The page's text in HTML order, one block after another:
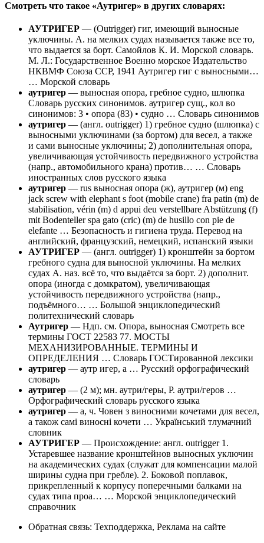
Смотреть что такое «Аутригер» в других словарях:
АУТРИГЕР — (Outrigger) гиг, имеющий выносные
уключины. А. на мелких судах называется также все то,
что выдается за борт. Самойлов К. И. Морской словарь.
М. Л.: Государственное Военно морское Издательство
НКВМФ Союза ССР, 1941 Аутригер гиг с выносными…
… Морской словарь
аутригер — выносная опора, гребное судно, шлюпка
Словарь русских синонимов. аутригер сущ., кол во
синонимов: 3 • опора (83) • судно … Словарь синонимов
аутригер — (англ. outrigger) 1) гребное судно (шлюпка) с
выносными уключинами (за бортом) для весел, а также
и сами выносные уключины; 2) дополнительная опора,
увеличивающая устойчивость передвижного устройства
(напр., автомобильного крана) против… … Словарь
иностранных слов русского языка
аутригер — rus выносная опора (ж), аутригер (м) eng
jack screw with elephant s foot (mobile crane) fra patin (m) de
stabilisation, vérin (m) d appui deu verstellbare Abstützung (f)
mit Bodenteller spa gato (cric) (m) de husillo con pie de
elefante … Безопасность и гигиена труда. Перевод на
английский, французский, немецкий, испанский языки
АУТРИГЕР — (англ. outrigger) 1) кронштейн за бортом
гребного судна для выносной уключины. На мелких
судах А. наз. всё то, что выдаётся за борт. 2) дополнит.
опора (иногда с домкратом), увеличивающая
устойчивость передвижного устройства (напр.,
подъёмного… … Большой энциклопедический
политехнический словарь
Аутригер — Ндп. см. Опора, выносная Смотреть все
термины ГОСТ 22583 77. МОСТЫ
МЕХАНИЗИРОВАННЫЕ. ТЕРМИНЫ И
ОПРЕДЕЛЕНИЯ … Словарь ГОСТированной лексики
аутригер — аутр игер, а … Русский орфографический
словарь
аутригер — (2 м); мн. аутри/геры, Р. аутри/геров …
Орфографический словарь русского языка
аутригер — а, ч. Човен з виносними кочетами для весел,
а також самі виносні кочети … Український тлумачний
словник
АУТРИГЕР — Происхождение: англ. outrigger 1.
Устаревшее название кронштейнов выносных уключин
на академических судах (служат для компенсации малой
ширины судна при гребле). 2. Боковой поплавок,
прикрепленный к корпусу поперечными балками на
судах типа проа… … Морской энциклопедический
справочник
Обратная связь: Техподдержка, Реклама на сайте